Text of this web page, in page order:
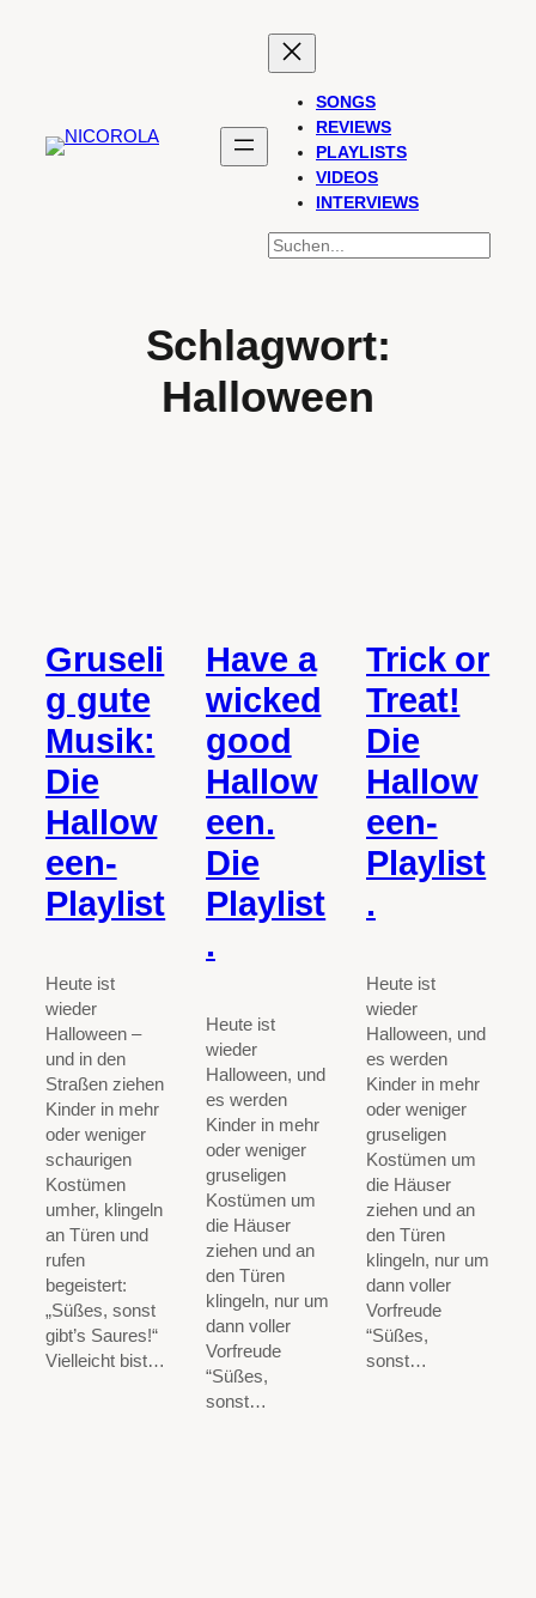
SONGS
REVIEWS
PLAYLISTS
VIDEOS
INTERVIEWS
SUCHEN
Schlagwort:
Halloween
Gruseli
g gute
Musik:
Die
Hallow
een-
Playlist
Heute ist
wieder
Halloween –
und in den
Straßen ziehen
Kinder in mehr
oder weniger
schaurigen
Kostümen
umher, klingeln
an Türen und
rufen
begeistert:
„Süßes, sonst
gibt’s Saures!“
Vielleicht bist…
Have a
wicked
good
Hallow
een.
Die
Playlist
.
Heute ist
wieder
Halloween, und
es werden
Kinder in mehr
oder weniger
gruseligen
Kostümen um
die Häuser
ziehen und an
den Türen
klingeln, nur um
dann voller
Vorfreude
“Süßes,
sonst…
Trick or
Treat!
Die
Hallow
een-
Playlist
.
Heute ist
wieder
Halloween, und
es werden
Kinder in mehr
oder weniger
gruseligen
Kostümen um
die Häuser
ziehen und an
den Türen
klingeln, nur um
dann voller
Vorfreude
“Süßes,
sonst…